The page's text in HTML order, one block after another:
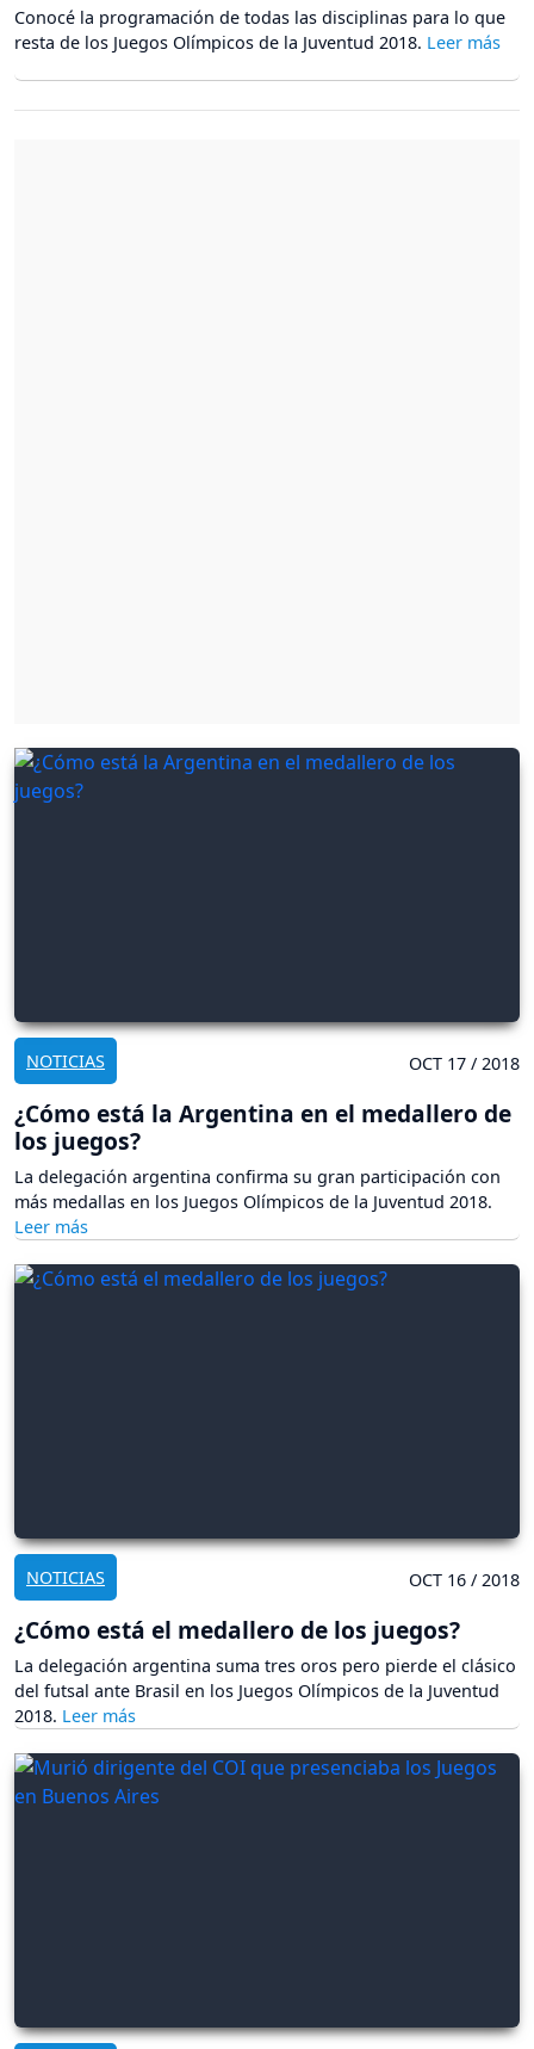
Conocé la programación de todas las disciplinas para lo que
resta de los Juegos Olímpicos de la Juventud 2018.
NOTICIAS OCT 17 / 2018
¿Cómo está la Argentina en el medallero de
los juegos?
La delegación argentina confirma su gran participación con
más medallas en los Juegos Olímpicos de la Juventud 2018.
NOTICIAS OCT 16 / 2018
¿Cómo está el medallero de los juegos?
La delegación argentina suma tres oros pero pierde el clásico
del futsal ante Brasil en los Juegos Olímpicos de la Juventud
2018.